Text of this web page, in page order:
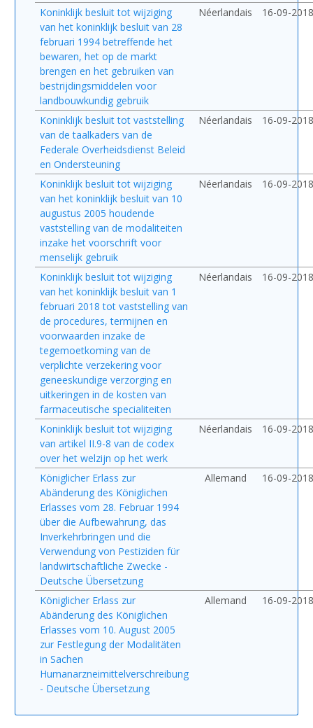
Koninklijk besluit tot wijziging
van het koninklijk besluit van 28
februari 1994 betreffende het
bewaren, het op de markt
brengen en het gebruiken van
bestrijdingsmiddelen voor
landbouwkundig gebruik
Néerlandais 16-09-2018
Koninklijk besluit tot vaststelling
van de taalkaders van de
Federale Overheidsdienst Beleid
en Ondersteuning
Néerlandais 16-09-2018
Koninklijk besluit tot wijziging
van het koninklijk besluit van 10
augustus 2005 houdende
vaststelling van de modaliteiten
inzake het voorschrift voor
menselijk gebruik
Néerlandais 16-09-2018
Koninklijk besluit tot wijziging
van het koninklijk besluit van 1
februari 2018 tot vaststelling van
de procedures, termijnen en
voorwaarden inzake de
tegemoetkoming van de
verplichte verzekering voor
geneeskundige verzorging en
uitkeringen in de kosten van
farmaceutische specialiteiten
Néerlandais 16-09-2018
Koninklijk besluit tot wijziging
van artikel II.9-8 van de codex
over het welzijn op het werk
Néerlandais 16-09-2018
Königlicher Erlass zur
Abänderung des Königlichen
Erlasses vom 28. Februar 1994
über die Aufbewahrung, das
Inverkehrbringen und die
Verwendung von Pestiziden für
landwirtschaftliche Zwecke -
Deutsche Übersetzung
Allemand 16-09-2018
Königlicher Erlass zur
Abänderung des Königlichen
Erlasses vom 10. August 2005
zur Festlegung der Modalitäten
in Sachen
Humanarzneimittelverschreibung
- Deutsche Übersetzung
Allemand 16-09-2018